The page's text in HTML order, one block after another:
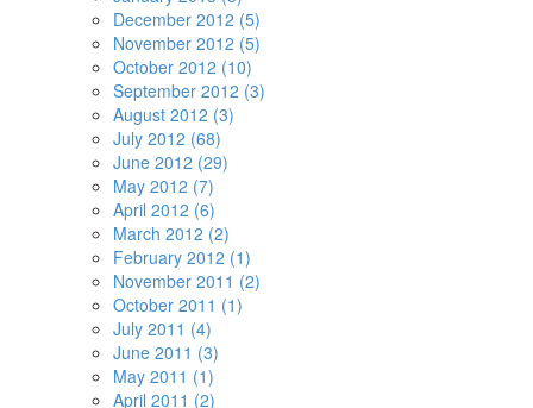
December 2012 (5)
November 2012 (5)
October 2012 (10)
September 2012 (3)
August 2012 (3)
July 2012 (68)
June 2012 (29)
May 2012 (7)
April 2012 (6)
March 2012 (2)
February 2012 (1)
November 2011 (2)
October 2011 (1)
July 2011 (4)
June 2011 (3)
May 2011 (1)
April 2011 (2)